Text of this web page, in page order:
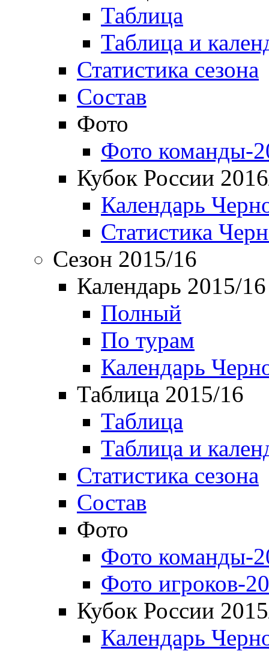
Таблица
Таблица и
Статистика сезона
Состав
Фото
Фото команды-
Кубок России
Календарь
Статистика
Сезон 2015/16
Календарь 2015/16
Полный
По турам
Календарь
Таблица 2015/16
Таблица
Таблица и
Статистика сезона
Состав
Фото
Фото команды-
Фото игроков-
Кубок России
Календарь